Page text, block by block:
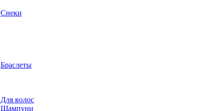
Снеки
Браслеты
Для волос
Шампуни